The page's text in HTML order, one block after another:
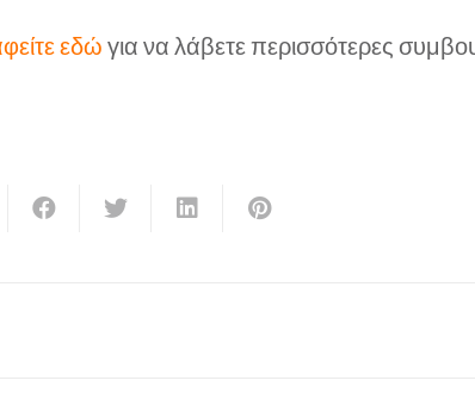
εδώ για να λάβετε περισσότερες